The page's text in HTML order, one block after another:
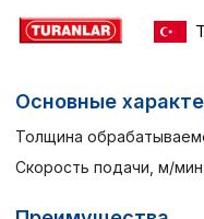
Основные
Толщина
Скорость подачи, м/мин: